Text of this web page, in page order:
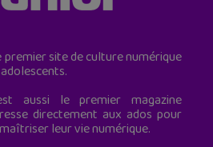
premier site de culture numérique
aussi le premier magazine
directement aux ados pour
leur vie numérique.